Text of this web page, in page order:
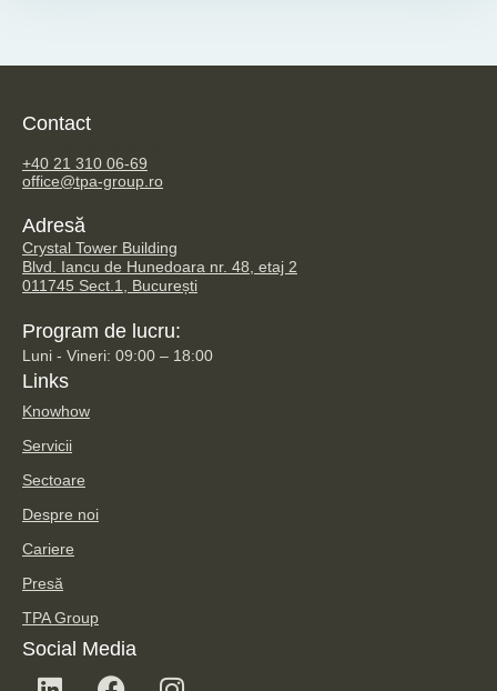
Contact
+40 21 310 06-69
office@tpa-group.ro
Adresă
Crystal Tower Building
Blvd. Iancu de Hunedoara nr. 48, etaj 2
011745 Sect.1, București
Program de lucru:
Luni - Vineri: 09:00 – 18:00
Links
Knowhow
Servicii
Sectoare
Despre noi
Cariere
Presă
TPA Group
Social Media